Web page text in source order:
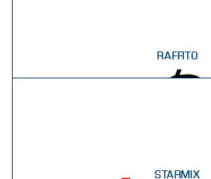
RAFFITO
STARMIX